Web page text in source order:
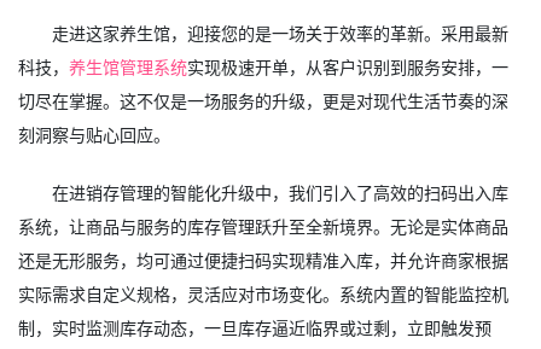
走进这家养生馆，迎接您的是一场关于效率的革新。采用最新
科技， 养生馆管理系统实现极速开单，从客户识别到服务安排，一
切尽在掌握。这不仅是一场服务的升级，更是对现代生活节奏的深
刻洞察与贴心回应。
在进销存管理的智能化升级中，我们引入了高效的扫码出入库
系统，让商品与服务的库存管理跃升至全新境界。无论是实体商品
还是无形服务，均可通过便捷扫码实现精准入库，并允许商家根据
实际需求自定义规格，灵活应对市场变化。系统内置的智能监控机
制，实时监测库存动态，一旦库存逼近临界或过剩，立即触发预